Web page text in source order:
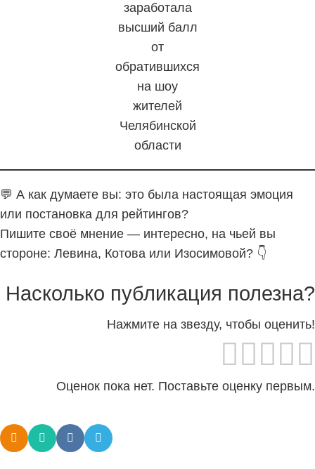
заработала
высший балл
от
обратившихся
на шоу
жителей
Челябинской
области
💬 А как думаете вы: это была настоящая эмоция
или постановка для рейтингов?
Пишите своё мнение — интересно, на чьей вы
стороне: Левина, Котова или Изосимовой? 👇
Насколько публикация полезна?
Нажмите на звезду, чтобы оценить!
Оценок пока нет. Поставьте оценку первым.